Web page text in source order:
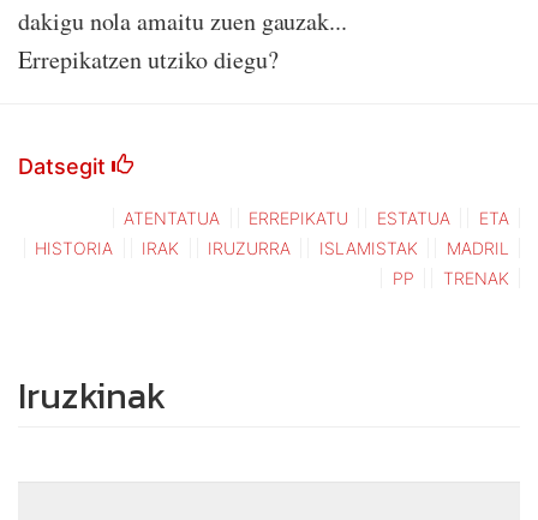
dakigu nola amaitu zuen gauzak...
Errepikatzen utziko diegu?
Datsegit
ATENTATUA ERREPIKATU ESTATUA
ETA
HISTORIA
IRAK IRUZURRA ISLAMISTAK
MADRIL
PP
TRENAK
Iruzkinak